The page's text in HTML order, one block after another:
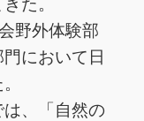
野外体験部
において日
、「自然の